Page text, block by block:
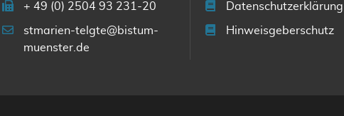
+ 49 (0) 2504 93 231-20
stmarien-telgte@bistum-
muenster.de
Datenschutzerklärung
Hinweisgeberschutz